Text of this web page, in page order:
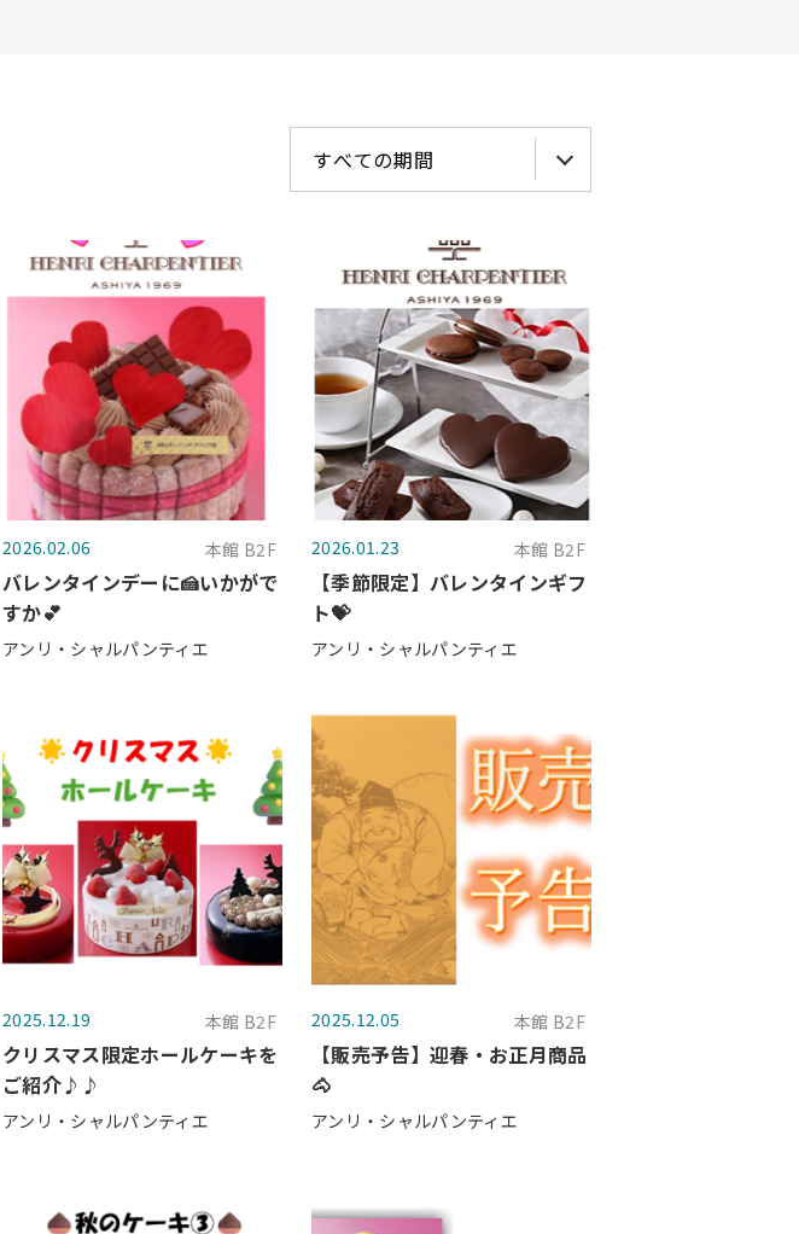
2026.02.06 本館 B2F
バレンタインデーに🍰いかがで
すか💕
アンリ・シャルパンティエ
2026.01.23 本館 B2F
【季節限定】バレンタインギフ
ト💝
アンリ・シャルパンティエ
2025.12.19 本館 B2F
クリスマス限定ホールケーキを
ご紹介♪♪
アンリ・シャルパンティエ
2025.12.05 本館 B2F
【販売予告】迎春・お正月商品
🐴
アンリ・シャルパンティエ